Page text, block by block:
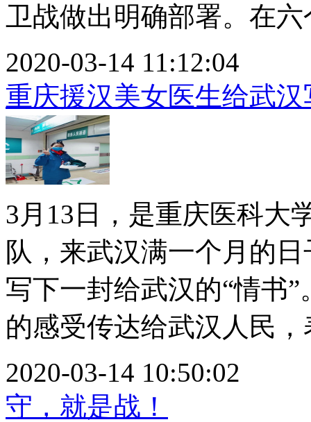
卫战做出明确部署。在六
2020-03-14 11:12:04
重庆援汉美女医生给武
3月13日，是重庆医科大
队，来武汉满一个月的
写下一封给武汉的“情书
的感受传达给武汉人民，
2020-03-14 10:50:02
守，就是战！